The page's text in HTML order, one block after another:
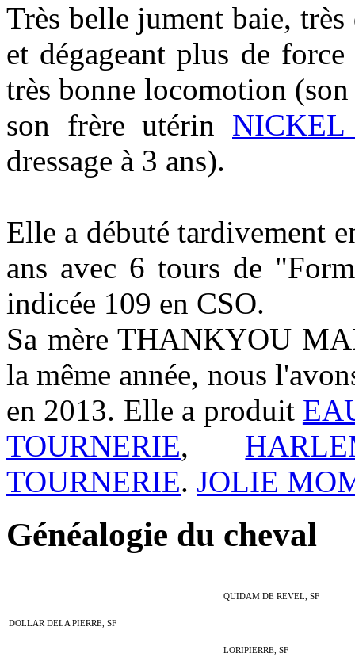
Très belle jument baie,
et dégageant plus de
très bonne locomotion
son frère utérin NICKEL
dressage à 3 ans).
Elle a débuté tardivement
ans avec 6 tours de
indicée 109 en CSO.
Sa mère THANKYOU
la même année, nous
en 2013. Elle a produit
TOURNERIE,
TOURNERIE. JOLIE
Généalogie du cheval
DOLLAR DELA PIERRE, SF
QUIDAM DE REVEL, SF
LORIPIERRE, SF